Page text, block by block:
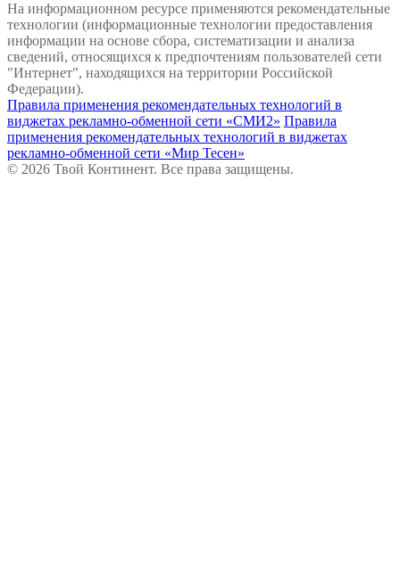
На информационном ресурсе применяются рекомендательные
технологии (информационные технологии предоставления
информации на основе сбора, систематизации и анализа
сведений, относящихся к предпочтениям пользователей сети
"Интернет", находящихся на территории Российской
Федерации).
Правила применения рекомендательных технологий в
виджетах рекламно-обменной сети «СМИ2» Правила
применения рекомендательных технологий в виджетах
рекламно-обменной сети «Мир Тесен»
© 2026 Твой Континент. Все права защищены.